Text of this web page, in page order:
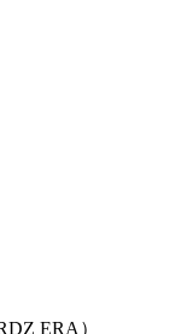
ERA）